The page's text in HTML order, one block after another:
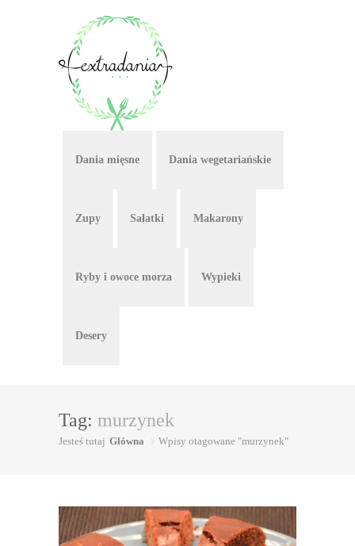
Dania mięsne Dania wegetariańskie
Zupy Sałatki Makarony
Ryby i owoce morza Wypieki
Desery
Tag: murzynek
Jesteś tutaj Główna Wpisy otagowane "murzynek"